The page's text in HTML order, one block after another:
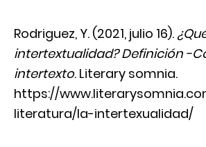
Rodriguez, Y. (2021, julio 16).
intertextualidad? Definición -
intertexto. Literary somnia.
https://
literatura/la-intertexualidad/